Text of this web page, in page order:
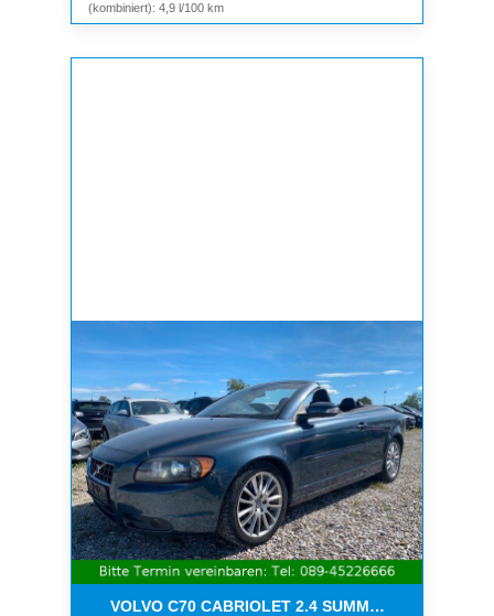
(kombiniert): 4,9 l/100 km
VOLVO C70 CABRIOLET 2.4